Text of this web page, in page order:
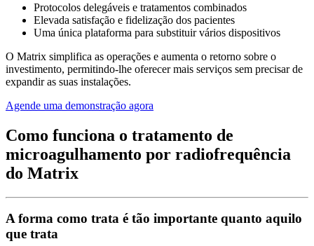
Protocolos delegáveis e tratamentos combinados
Elevada satisfação e fidelização dos pacientes
Uma única plataforma para substituir vários dispositivos
O Matrix simplifica as operações e aumenta o retorno sobre o
investimento, permitindo-lhe oferecer mais serviços sem precisar de
expandir as suas instalações.
Agende uma demonstração agora
Como funciona o tratamento de
microagulhamento por radiofrequência
do Matrix
A forma como trata é tão importante quanto aquilo
que trata